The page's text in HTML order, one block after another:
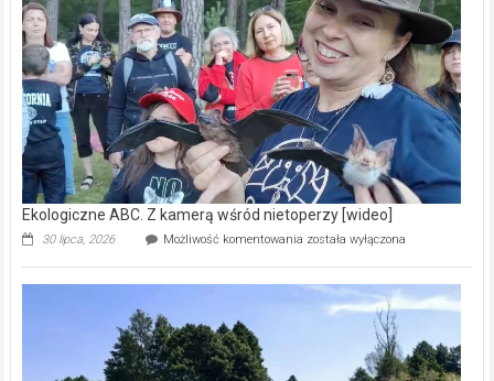
skarb
natury
[wideo]
Ekologiczne ABC. Z kamerą wśród nietoperzy [wideo]
30 lipca, 2026 Możliwość komentowania Ekologiczne
kamerą
wśród
została wyłączona